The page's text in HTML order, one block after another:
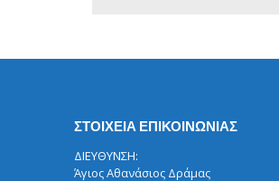
ΣΤΟΙΧΕΙΑ ΕΠΙΚΟΙΝΩΝΙΑΣ
ΔΙΕΥΘΥΝΣΗ:
Άγιος Αθανάσιος Δράμας